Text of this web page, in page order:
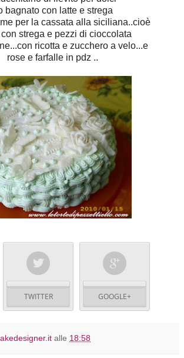
bagnato con latte e strega
per la cassata alla siciliana..cioè
strega e pezzi di cioccolata
ricotta e zucchero a velo...e
rose e farfalle in pdz ..
TWITTER GOOGLE+
alle 18:58